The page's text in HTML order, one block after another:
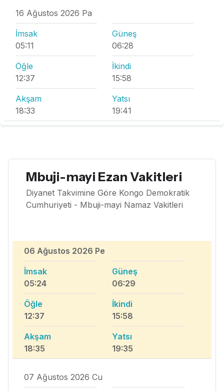
16 Ağustos 2026 Pa
İmsak
05:11
Güneş
06:28
Öğle
12:37
İkindi
15:58
Akşam
18:33
Yatsı
19:41
Mbuji-mayi Ezan Vakitleri
Diyanet Takvimine Göre Kongo Demokratik
Cumhuriyeti - Mbuji-mayi Namaz Vakitleri
06 Ağustos 2026 Pe
İmsak
05:24
Güneş
06:29
Öğle
12:37
İkindi
15:58
Akşam
18:35
Yatsı
19:35
07 Ağustos 2026 Cu